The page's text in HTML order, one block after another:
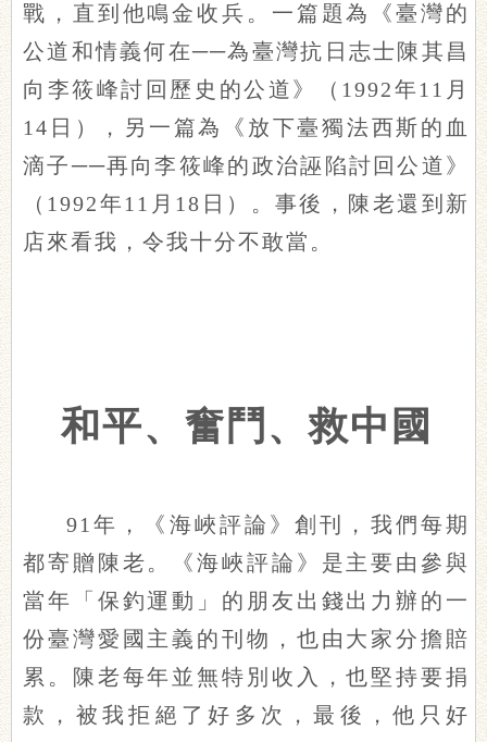
戰，直到他鳴金收兵。一篇題為《臺灣的
公道和情義何在──為臺灣抗日志士陳其昌
向李筱峰討回歷史的公道》（1992年11月
14日），另一篇為《放下臺獨法西斯的血
滴子──再向李筱峰的政治誣陷討回公道》
（1992年11月18日）。事後，陳老還到新
店來看我，令我十分不敢當。
和平、奮鬥、救中國
91年，《海峽評論》創刊，我們每期
都寄贈陳老。《海峽評論》是主要由參與
當年「保釣運動」的朋友出錢出力辦的一
份臺灣愛國主義的刊物，也由大家分擔賠
累。陳老每年並無特別收入，也堅持要捐
款，被我拒絕了好多次，最後，他只好